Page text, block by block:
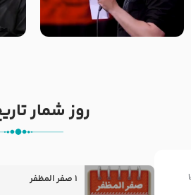
تک ، عبّاس، صاحب دل‌هاست –
حاج حنیف طاهری – عزاداری شب
روز شمار
1 صفر المظفر